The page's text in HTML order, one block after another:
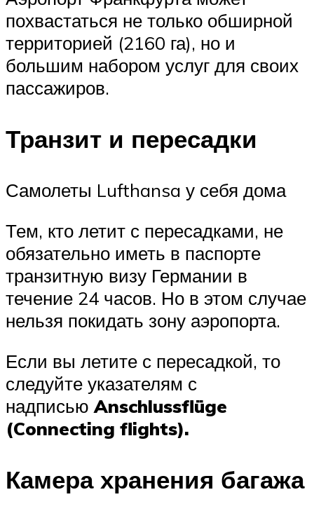
похвастаться не только обширной
территорией (2160 га), но и
большим набором услуг для своих
пассажиров.
Транзит и пересадки
Самолеты Lufthansa у себя дома
Тем, кто летит с пересадками, не
обязательно иметь в паспорте
транзитную визу Германии в
течение 24 часов. Но в этом случае
нельзя покидать зону аэропорта.
Если вы летите с пересадкой, то
следуйте указателям с
надписью Anschlussflüge
(Connecting flights).
Камера хранения багажа